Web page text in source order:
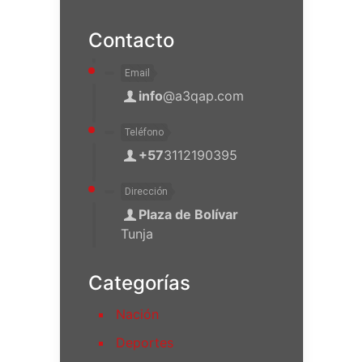
Contacto
Email
info@a3qap.com
Teléfono
+573112190395
Dirección
Plaza de Bolívar
Tunja
Categorías
Nación
Deportes